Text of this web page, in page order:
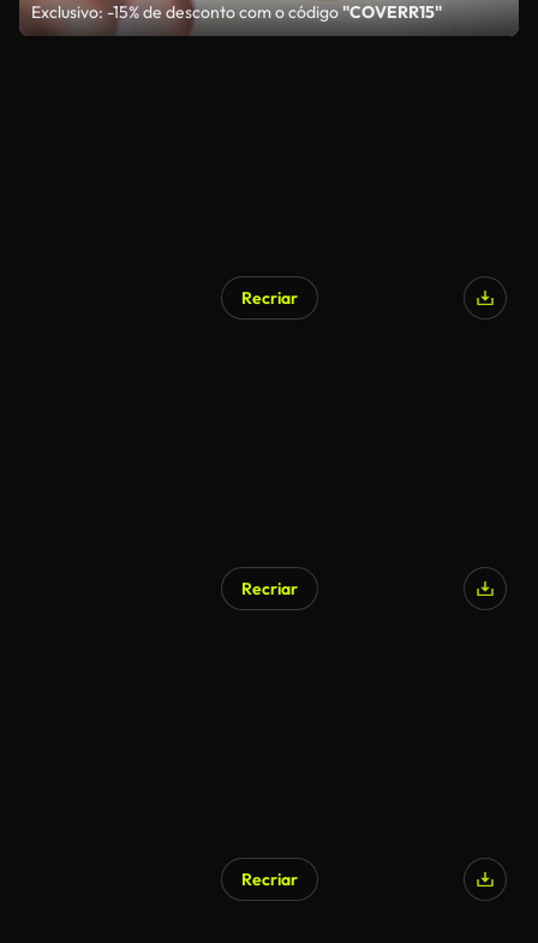
Exclusivo: -15% de desconto com o código"COVERR15"
Recriar
Recriar
Recriar